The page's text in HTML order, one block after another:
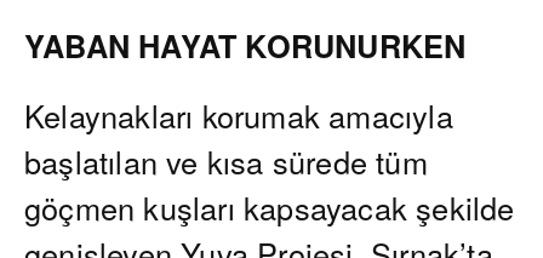
YABAN HAYAT KORUNURKEN
Kelaynakları korumak amacıyla
başlatılan ve kısa sürede tüm
göçmen kuşları kapsayacak şekilde